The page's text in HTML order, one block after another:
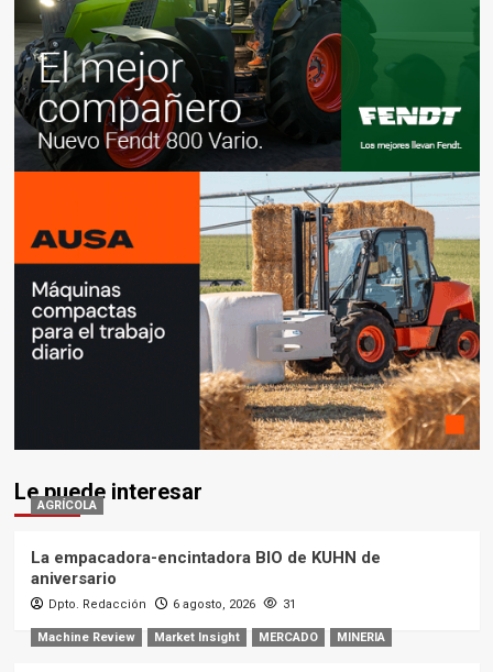
Le puede interesar
AGRÍCOLA
La empacadora-encintadora BIO de KUHN de
aniversario
Dpto. Redacción 6 agosto, 2026 31
Machine Review Market Insight MERCADO MINERIA